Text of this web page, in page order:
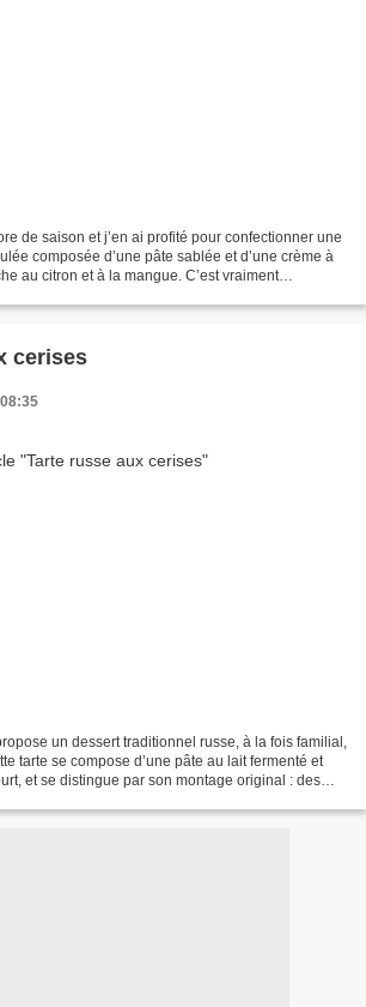
de saison et j’en ai profité pour confectionner une
composée d’une pâte sablée et d’une crème à
au citron et à la mangue. C’est vraiment
cerises
un dessert traditionnel russe, à la fois familial,
tarte se compose d’une pâte au lait fermenté et
et se distingue par son montage original : des